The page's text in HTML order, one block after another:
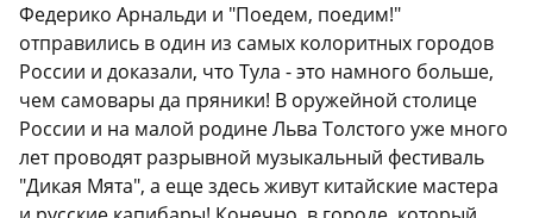
Федерико Арнальди и "Поедем, поедим!"
отправились в один из самых колоритных городов
России и доказали, что Тула - это намного больше,
чем самовары да пряники! В оружейной столице
России и на малой родине Льва Толстого уже много
лет проводят разрывной музыкальный фестиваль
"Дикая Мята", а еще здесь живут китайские мастера